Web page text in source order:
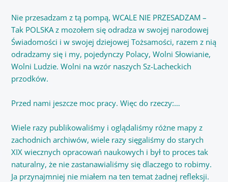
Nie przesadzam z tą pompą, WCALE NIE PRZESADZAM –
Tak POLSKA z mozołem się odradza w swojej narodowej
Świadomości i w swojej dziejowej Tożsamości, razem z nią
odradzamy się i my, pojedynczy Polacy, Wolni Słowianie,
Wolni Ludzie. Wolni na wzór naszych Sz-Lacheckich
przodków.
Przed nami jeszcze moc pracy. Więc do rzeczy:…
Wiele razy publikowaliśmy i oglądaliśmy różne mapy z
zachodnich archiwów, wiele razy sięgaliśmy do starych
XIX wiecznych opracowań naukowych i był to proces tak
naturalny, że nie zastanawialiśmy się dlaczego to robimy.
Ja przynajmniej nie miałem na ten temat żadnej refleksji.